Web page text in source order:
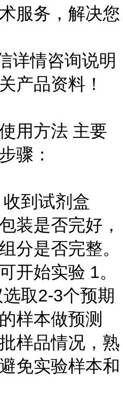
服务，解决您
详情咨询说明
产品资料！
用方法 主要
骤：
到试剂盒
装是否完好，
分是否完整。
开始实验 1。
取2-3个预期
样本做预测
样品情况，熟
免实验样本和